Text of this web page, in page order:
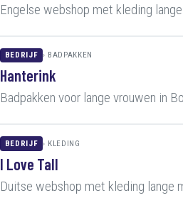
Engelse webshop met kleding
BEDRIJF BADPAKKEN
Hanterink
Badpakken voor lange vrouwen in
BEDRIJF KLEDING
I Love Tall
Duitse webshop met kleding lange